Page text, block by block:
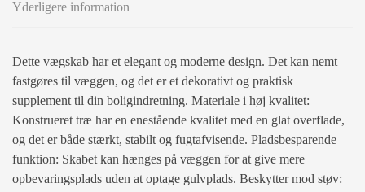
Yderligere information
Dette vægskab har et elegant og moderne design. Det kan nemt
fastgøres til væggen, og det er et dekorativt og praktisk
supplement til din boligindretning. Materiale i høj kvalitet:
Konstrueret træ har en enestående kvalitet med en glat overflade,
og det er både stærkt, stabilt og fugtafvisende. Pladsbesparende
funktion: Skabet kan hænges på væggen for at give mere
opbevaringsplads uden at optage gulvplads. Beskytter mod støv: